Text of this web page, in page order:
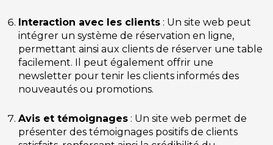
Interaction avec les clients : Un site web peut
intégrer un système de réservation en ligne,
permettant ainsi aux clients de réserver une table
facilement. Il peut également offrir une
newsletter pour tenir les clients informés des
nouveautés ou promotions.
Avis et témoignages : Un site web permet de
présenter des témoignages positifs de clients